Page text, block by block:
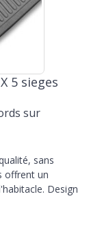
5 sieges
sur
sans
offrent un
Design